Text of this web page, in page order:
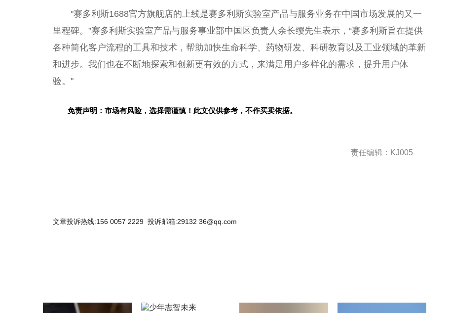
"赛多利斯1688官方旗舰店的上线是赛多利斯实验室产品与服务业务在中国市场发展的又一
里程碑。”赛多利斯实验室产品与服务事业部中国区负责人余长缨先生表示，“赛多利斯旨在提供
各种简化客户流程的工具和技术，帮助加快生命科学、药物研发、科研教育以及工业领域的革新
和进步。我们也在不断地探索和创新更有效的方式，来满足用户多样化的需求，提升用户体
验。"
免责声明：市场有风险， 选择需谨慎！此文仅供参考，不作买卖依据。
责任编辑：KJ005
文章投诉热线:156 0057 2229 投诉邮箱:29132 36@qq.com